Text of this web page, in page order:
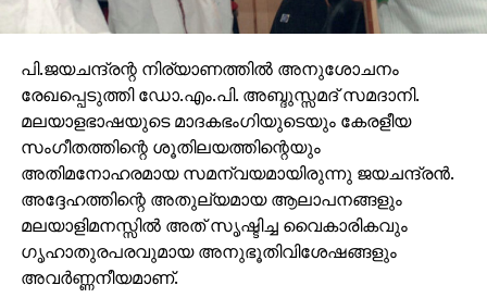
പി.ജയചന്ദ്രന്റ നിര്യാണത്തില്‍ അനുശോചനം
രേഖപ്പെടുത്തി ഡോ.എം.പി. അബ്ദുസ്സമദ് സമദാനി.
മലയാളഭാഷയുടെ മാദകഭംഗിയുടെയും കേരളീയ
സംഗീതത്തിന്റെ ശൂതിലയത്തിന്റെയും
അതിമനോഹരമായ സമന്വയമായിരുന്നു ജയചന്ദ്രന്‍.
അദ്ദേഹത്തിന്റെ അതുല്യമായ ആലാപനങ്ങളും
മലയാളിമനസ്സില്‍ അത് സൃഷ്ടിച്ച വൈകാരികവും
ഗൃഹാതുരപരവുമായ അനുഭൂതിവിശേഷങ്ങളും
അവര്‍ണ്ണനീയമാണ്.